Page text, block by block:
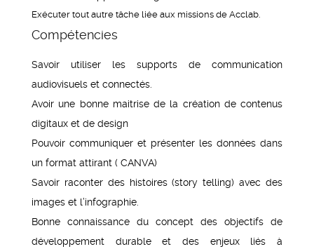
Exécuter tout autre tâche liée aux missions de Acclab.
Compétencies
Savoir utiliser les supports de communication
audiovisuels et connectés.
Avoir une bonne maitrise de la création de contenus
digitaux et de design
Pouvoir communiquer et présenter les données dans
un format attirant ( CANVA)
Savoir raconter des histoires (story telling) avec des
images et l’infographie.
Bonne connaissance du concept des objectifs de
développement durable et des enjeux liés à